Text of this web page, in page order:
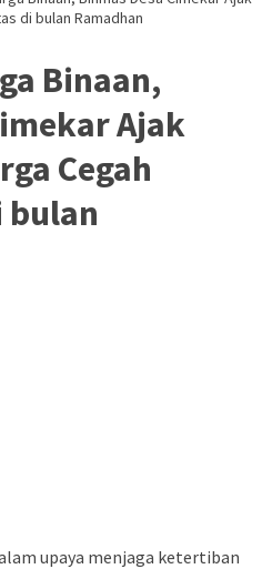
di bulan Ramadhan
Binaan,
Ajak
Cegah
upaya menjaga ketertiban